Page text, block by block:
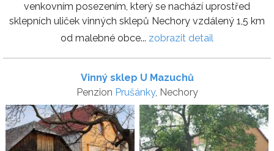
venkovním posezením, který se nachází uprostřed
sklepních uliček vinných sklepů Nechory vzdálený 1,5 km
od malebné obce... zobrazit detail
Vinný sklep U Mazuchů
Penzion Prušánky, Nechory